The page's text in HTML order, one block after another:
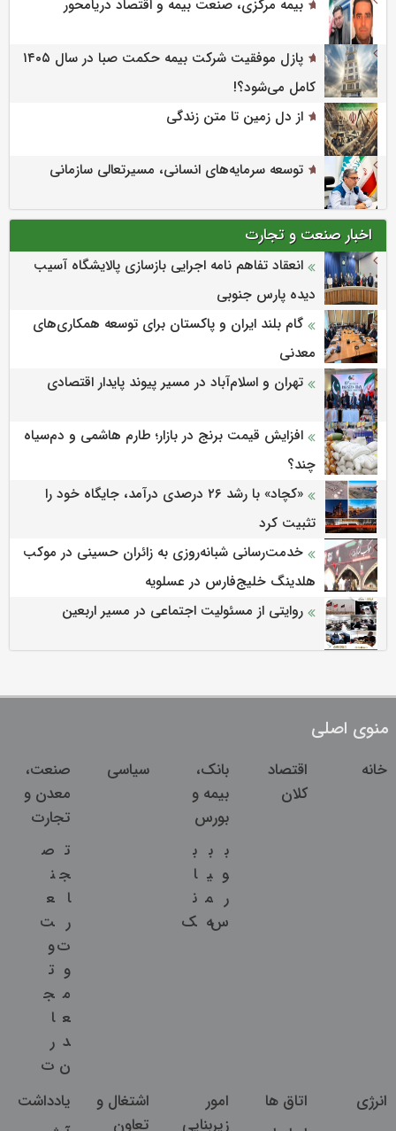
بیمه مرکزی، صنعت بیمه و اقتصاد دریامحور
پازل موفقیت شرکت بیمه حکمت صبا در سال ۱۴۰۵
کامل می‌شود؟!
از دل زمین تا متن زندگی
توسعه سرمایه‌های انسانی، مسیرتعالی سازمانی
اخبار صنعت و تجارت
انعقاد تفاهم نامه اجرایی بازسازی پالایشگاه آسیب
دیده پارس جنوبی
گام بلند ایران و پاکستان برای توسعه همکاری‌های
معدنی
تهران و اسلام‌آباد در مسیر پیوند پایدار اقتصادی
افزایش قیمت برنج در بازار؛ طارم هاشمی و دم‌سیاه
چند؟
«کچاد» با رشد ۲۶ درصدی درآمد، جایگاه خود را
تثبیت کرد
خدمت‌رسانی شبانه‌روزی به زائران حسینی در موکب
هلدینگ خلیج‌فارس در عسلویه
روایتی از مسئولیت اجتماعی در مسیر اربعین
منوی اصلی
خانه
اقتصاد
کلان
بانک،
بیمه و
بورس
ب
و
ر
س
ب
ی
م
ه
ب
ا
ن
ک
سیاسی
صنعت،
معدن و
تجارت
ت
ج
ا
ر
ت
و
م
ع
د
ن
ص
ن
ع
ت
و
ت
ج
ا
ر
ت
انرژی
اتاق ها
امور
زیربنایی
اشتغال و
تعاون
یادداشت